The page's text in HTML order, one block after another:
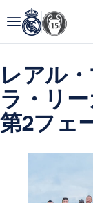
レアル
ラ・リ
第2フェ